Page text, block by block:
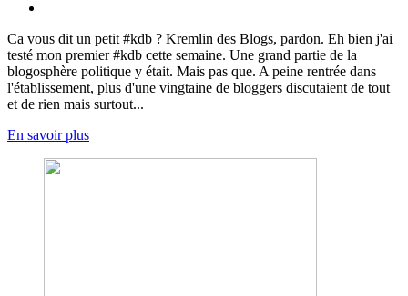
Ca vous dit un petit #kdb ? Kremlin des Blogs, pardon. Eh bien j'ai
testé mon premier #kdb cette semaine. Une grand partie de la
blogosphère politique y était. Mais pas que. A peine rentrée dans
l'établissement, plus d'une vingtaine de bloggers discutaient de tout
et de rien mais surtout...
En savoir plus